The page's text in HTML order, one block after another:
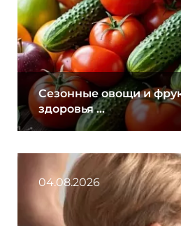
Сезонные овощи и
здоровья ...
04.08.2026